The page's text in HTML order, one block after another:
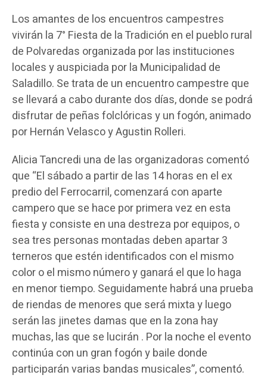
Los amantes de los encuentros campestres
vivirán la 7° Fiesta de la Tradición en el pueblo rural
de Polvaredas organizada por las instituciones
locales y auspiciada por la Municipalidad de
Saladillo. Se trata de un encuentro campestre que
se llevará a cabo durante dos días, donde se podrá
disfrutar de peñas folclóricas y un fogón, animado
por Hernán Velasco y Agustin Rolleri.
Alicia Tancredi una de las organizadoras comentó
que “El sábado a partir de las 14 horas en el ex
predio del Ferrocarril, comenzará con aparte
campero que se hace por primera vez en esta
fiesta y consiste en una destreza por equipos, o
sea tres personas montadas deben apartar 3
terneros que estén identificados con el mismo
color o el mismo número y ganará el que lo haga
en menor tiempo. Seguidamente habrá una prueba
de riendas de menores que será mixta y luego
serán las jinetes damas que en la zona hay
muchas, las que se lucirán . Por la noche el evento
continúa con un gran fogón y baile donde
participarán varias bandas musicales”, comentó.